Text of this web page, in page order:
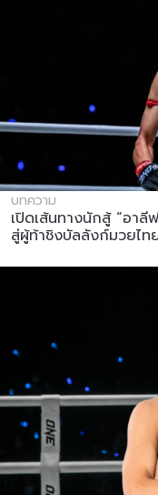
บทความ
เปิดเส้นทางนักสู้ “อา
สู่ผู้ท้าชิงบัลลังก์มวยไท